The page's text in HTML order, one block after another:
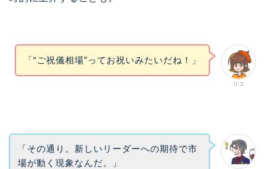
リコ
「“ご祝儀相場”ってお祝いみたいだね！」
「その通り。新しいリーダーへの期待で市
場が動く現象なんだ。」